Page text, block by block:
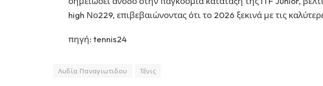
high Νο229, επιβεβαιώνοντας ότι το 2026 ξεκινά με τις
πηγή: tennis24
Λυδία Παναγιωτιδου Τένις